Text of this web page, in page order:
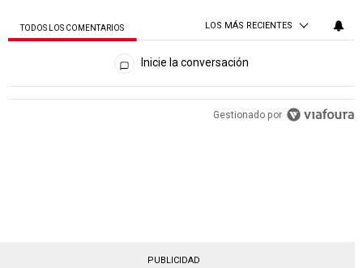
TODOS LOS COMENTARIOS LOS MÁS RECIENTES
Todos los comentarios
Inicie la conversación
PUBLICIDAD